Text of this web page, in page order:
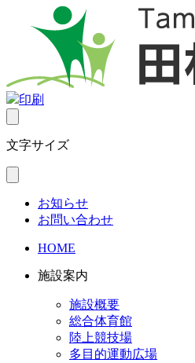
印刷
文字サイズ
お知らせ
お問い合わせ
HOME
施設案内
施設概要
総合体育館
陸上競技場
多目的運動広場